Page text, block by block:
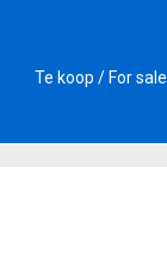
Te koop / For sale